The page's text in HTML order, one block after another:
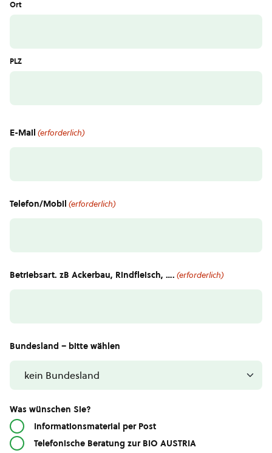
Ort
PLZ
E-Mail (erforderlich)
Telefon/Mobil (erforderlich)
Betriebsart. zB Ackerbau, Rindfleisch, …. (erforderlich)
Bundesland – bitte wählen
Was wünschen Sie?
Informationsmaterial per Post
Telefonische Beratung zur BIO AUSTRIA